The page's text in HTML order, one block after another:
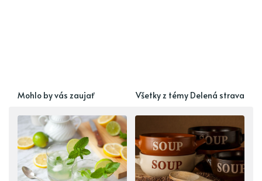
Mohlo by vás zaujať Všetky z témy Delená strava